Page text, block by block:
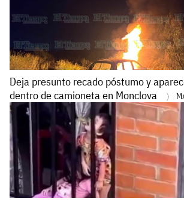
Deja presunto recado póstumo y
dentro de camioneta en Monclova